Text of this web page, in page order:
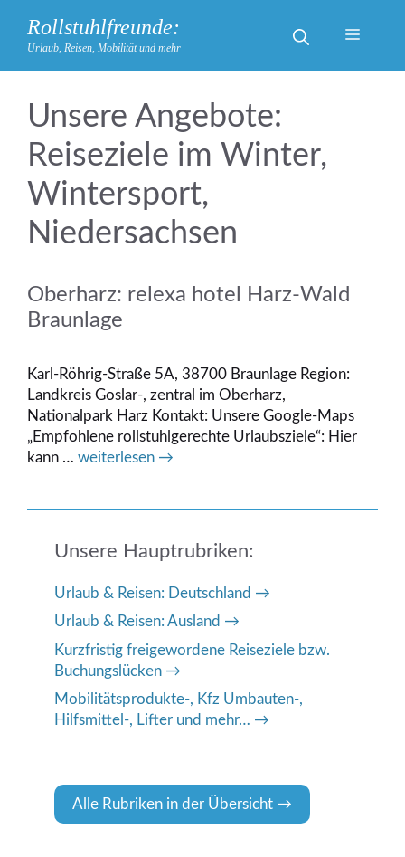
Inhalt
springen
Rollstuhlfreunde:
Urlaub, Reisen, Mobilität und mehr
Menü
Reiseziele im Winter,
Wintersport,
Niedersachsen
Oberharz: relexa hotel Harz-Wald
Braunlage
Karl-Röhrig-Straße 5A, 38700 Braunlage Region:
Landkreis Goslar-, zentral im Oberharz,
Nationalpark Harz Kontakt: Unsere Google-Maps
„Empfohlene rollstuhlgerechte Urlaubsziele“: Hier
kann … weiterlesen →
Unsere Hauptrubriken:
Urlaub & Reisen: Deutschland
Urlaub & Reisen: Ausland
Kurzfristig freigewordene Reiseziele bzw.
Buchungslücken
Mobilitätsprodukte-, Kfz Umbauten-,
Hilfsmittel-, Lifter und mehr…
Alle Rubriken in der Übersicht